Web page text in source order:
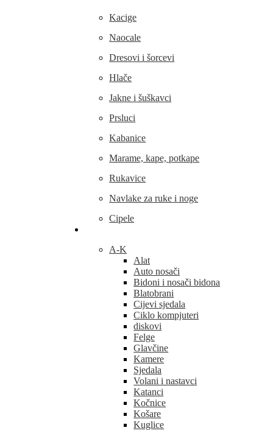
Kacige
Naocale
Dresovi i šorcevi
Hlače
Jakne i šuškavci
Prsluci
Kabanice
Marame, kape, potkape
Rukavice
Navlake za ruke i noge
Cipele
A-K
Alat
Auto nosači
Bidoni i nosači bidona
Blatobrani
Cijevi sjedala
Ciklo kompjuteri
diskovi
Felge
Glavčine
Kamere
Sjedala
Volani i nastavci
Katanci
Kočnice
Košare
Kuglice